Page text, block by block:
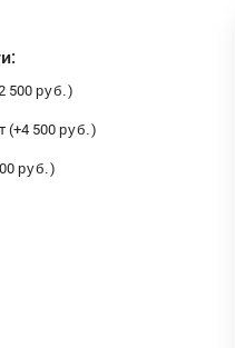
500 руб. )
(+4 500 руб. )
руб. )